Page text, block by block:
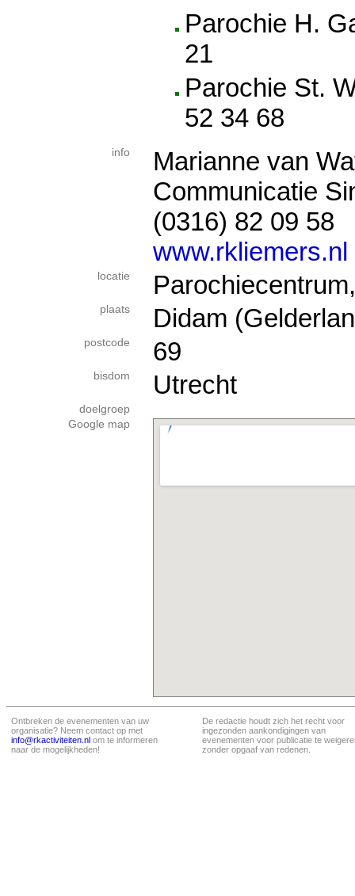
Parochie H.
21
Parochie St.
52 34 68
info
Marianne van
Communicatie
(0316) 82 09 58
www.rkliemers.nl
locatie
plaats Didam
postcode 69
bisdom Utrecht
doelgroep
Google map
Ontbreken de evenementen van uw
organisatie? Neem contact op met
info@rkactiviteiten.nl om te informeren
naar de mogelijkheden!
De redactie houdt zich het recht voor
ingezonden aankondigingen van
evenementen voor publicatie te
zonder opgaaf van redenen.